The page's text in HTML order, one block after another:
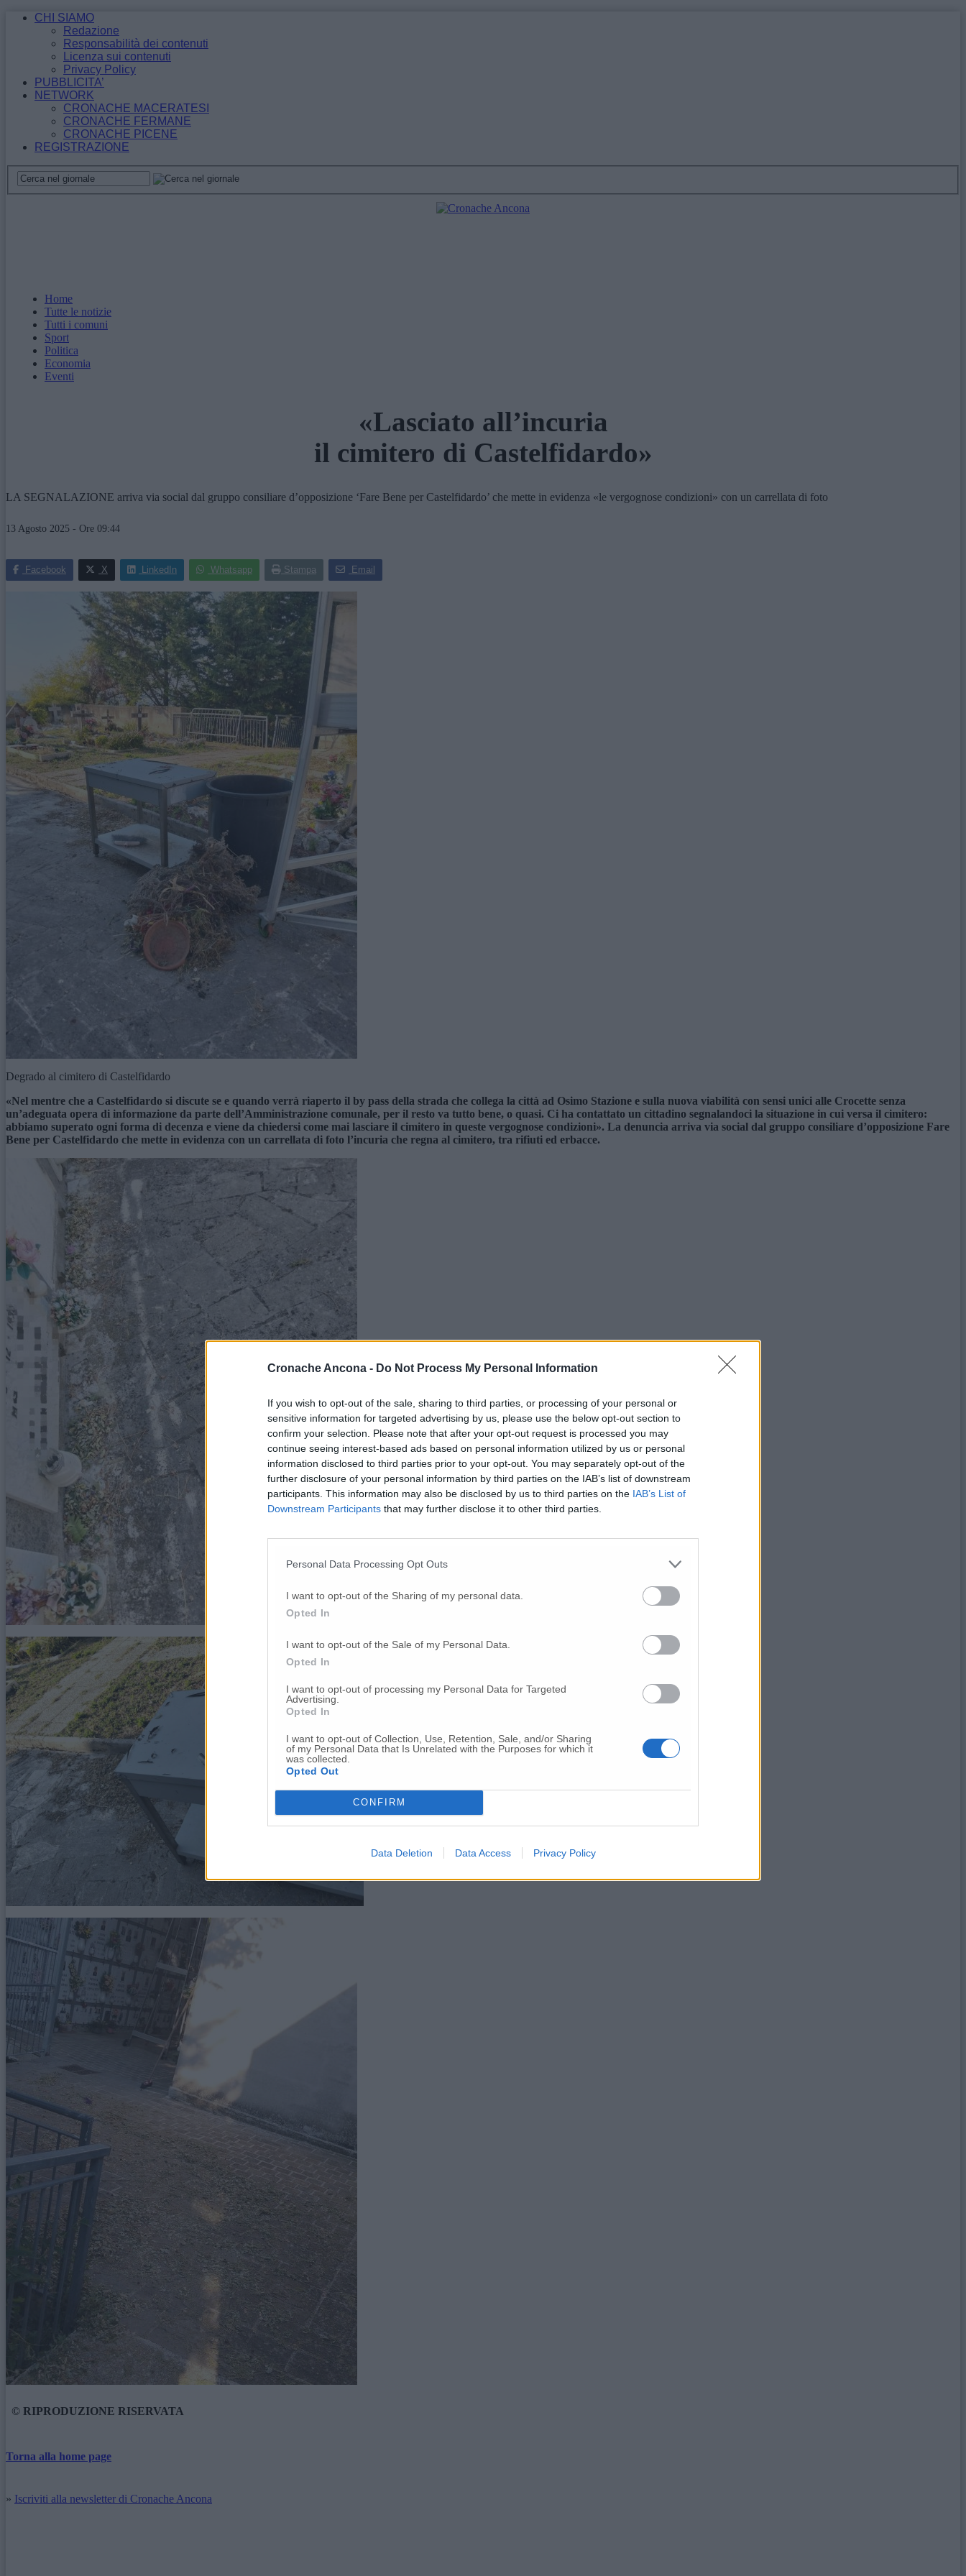
Cronache Ancona - Do Not Process My Personal Information
If you wish to opt-out of the sale, sharing to third parties, or processing of your personal or
sensitive information for targeted advertising by us, please use the below opt-out section to
confirm your selection. Please note that after your opt-out request is processed you may
continue seeing interest-based ads based on personal information utilized by us or personal
information disclosed to third parties prior to your opt-out. You may separately opt-out of the
further disclosure of your personal information by third parties on the IAB’s list of downstream
participants. This information may also be disclosed by us to third parties on the IAB’s List of
Downstream Participants that may further disclose it to other third parties.
Personal Data Processing Opt Outs
I want to opt-out of the Sharing of my personal data.
Opted In
I want to opt-out of the Sale of my Personal Data.
Opted In
I want to opt-out of processing my Personal Data for Targeted
Advertising.
Opted In
I want to opt-out of Collection, Use, Retention, Sale, and/or Sharing
of my Personal Data that Is Unrelated with the Purposes for which it
was collected.
Opted Out
CONFIRM
Data Deletion Data Access Privacy Policy
CHI SIAMO
Redazione
Responsabilità dei contenuti
Licenza sui contenuti
Privacy Policy
PUBBLICITA’
NETWORK
CRONACHE MACERATESI
CRONACHE FERMANE
CRONACHE PICENE
REGISTRAZIONE
Home
Tutte le notizie
Tutti i comuni
Sport
Politica
Economia
Eventi
«Lasciato all’incuria
il cimitero di Castelfidardo»
LA SEGNALAZIONE arriva via social dal gruppo consiliare d’opposizione ‘Fare Bene per Castelfidardo’ che mette in evidenza «le vergognose condizioni» con un carrellata di foto
13 Agosto 2025 - Ore 09:44
Facebook X LinkedIn Whatsapp Stampa Email
Degrado al cimitero di Castelfidardo
«Nel mentre che a Castelfidardo si discute se e quando verrà riaperto il by pass della strada che collega la città ad Osimo Stazione e sulla nuova viabilità con sensi unici alle Crocette senza
un’adeguata opera di informazione da parte dell’Amministrazione comunale, per il resto va tutto bene, o quasi. Ci ha contattato un cittadino segnalandoci la situazione in cui versa il cimitero:
abbiamo superato ogni forma di decenza e viene da chiedersi come mai lasciare il cimitero in queste vergognose condizioni». La denuncia arriva via social dal gruppo consiliare d’opposizione Fare
Bene per Castelfidardo che mette in evidenza con un carrellata di foto l’incuria che regna al cimitero, tra rifiuti ed erbacce.
© RIPRODUZIONE RISERVATA
Torna alla home page
» Iscriviti alla newsletter di Cronache Ancona